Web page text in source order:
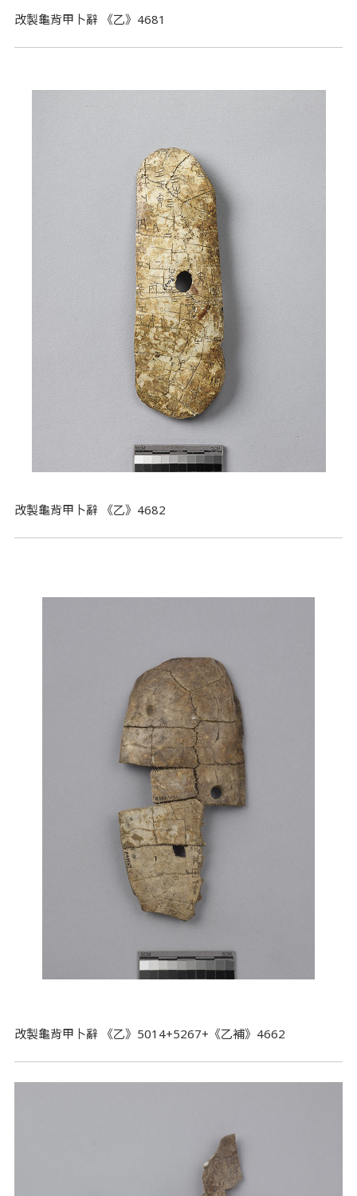
改製龜背甲卜辭 《乙》4681
改製龜背甲卜辭 《乙》4682
改製龜背甲卜辭 《乙》5014+5267+《乙補》4662